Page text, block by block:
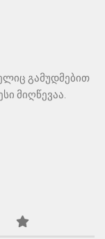
გამუდმებით
მიღწევაა.